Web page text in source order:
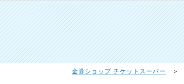
金券ショップ チケットスーパー ＞